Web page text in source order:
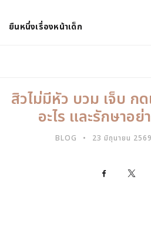
ยืนหนึ่งเรื่องหน้าเด็ก
สิวไม่มีหัว บวม เจ็บ ก
อะไร และรักษาอย่
23 มิถุนายน 2569
BLOG
Facebook